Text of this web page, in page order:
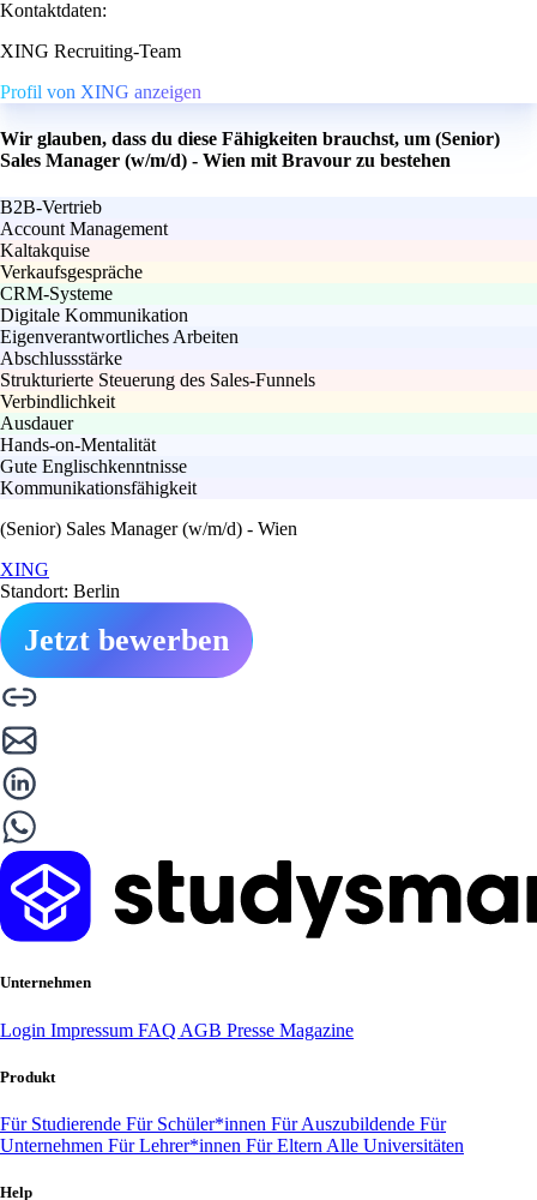
Kontaktdaten:
XING Recruiting-Team
Profil von XING anzeigen
Wir glauben, dass du diese Fähigkeiten brauchst, um (Senior)
Sales Manager (w/m/d) - Wien mit Bravour zu bestehen
B2B-Vertrieb
Account Management
Kaltakquise
Verkaufsgespräche
CRM-Systeme
Digitale Kommunikation
Eigenverantwortliches Arbeiten
Abschlussstärke
Strukturierte Steuerung des Sales-Funnels
Verbindlichkeit
Ausdauer
Hands-on-Mentalität
Gute Englischkenntnisse
Kommunikationsfähigkeit
(Senior) Sales Manager (w/m/d) - Wien
XING
Standort: Berlin
Jetzt bewerben
Unternehmen
Login Impressum FAQ AGB Presse Magazine
Produkt
Für Studierende Für Schüler*innen Für Auszubildende Für
Unternehmen Für Lehrer*innen Für Eltern Alle Universitäten
Help